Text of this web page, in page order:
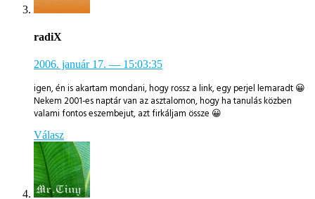
radiX
2006. január 17. — 15:03:35
igen, én is akartam mondani, hogy rossz a link, egy perjel lemaradt 😀
Nekem 2001-es naptár van az asztalomon, hogy ha tanulás közben
valami fontos eszembejut, azt firkáljam össze 😀
Válasz